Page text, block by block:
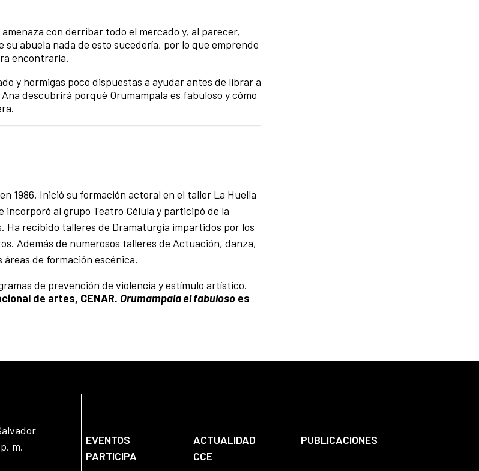
con derribar todo el mercado y, al parecer,
abuela nada de esto sucedería, por lo que emprende
encontrarla.
y hormigas poco dispuestas a ayudar antes de librar a
descubrirá porqué Orumampala es fabuloso y cómo
1986. Inició su formación actoral en el taller La Huella
incorporó al grupo Teatro Célula y participó de la
recibido talleres de Dramaturgia impartidos por los
Además de numerosos talleres de Actuación, danza,
de formación escénica.
de prevención de violencia y estímulo artístico.
de artes, CENAR. Orumampala el fabuloso es
m.
EVENTOS ACTUALIDAD
PUBLICACIONES
PARTICIPA
CCE